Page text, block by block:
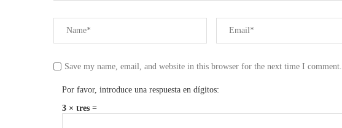
Save my name, email, and website in this browser for the next time I comment.
Por favor, introduce una respuesta en dígitos:
3 × tres =